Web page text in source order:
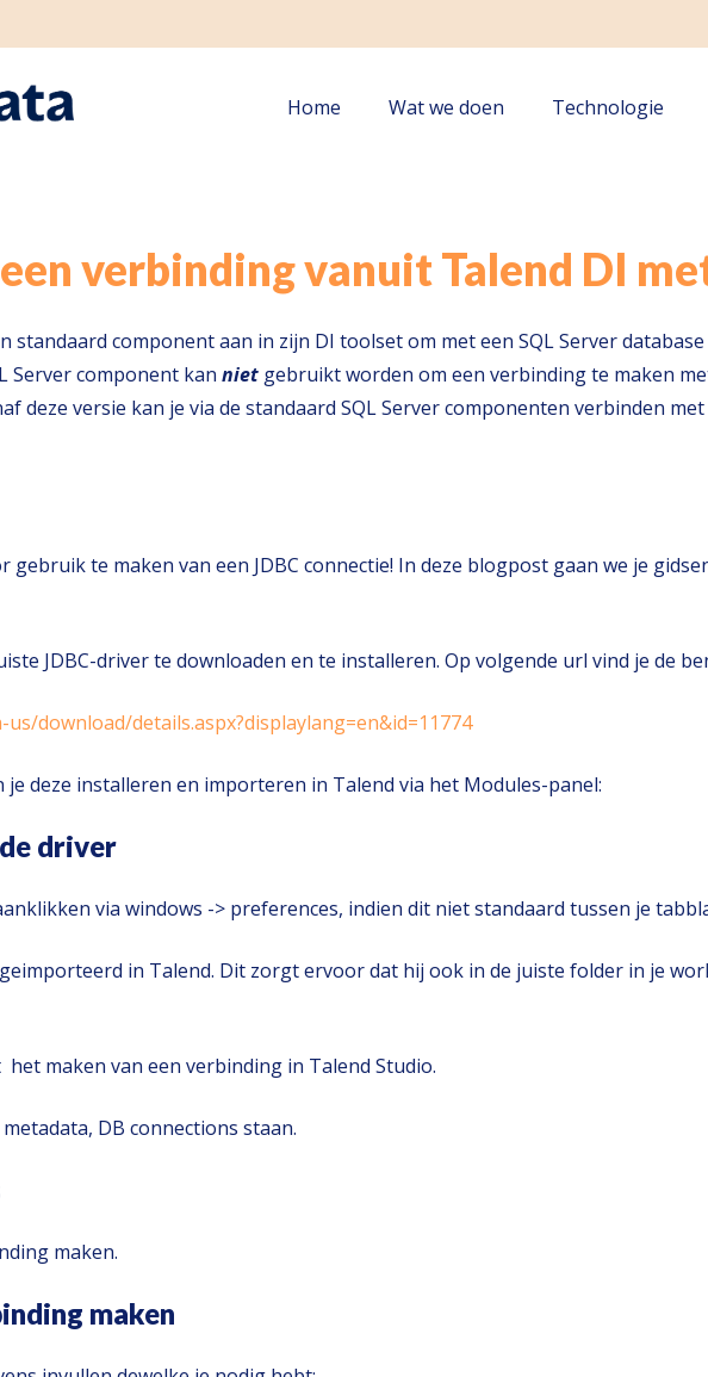
Home Wat we doen Technologie
verbinding vanuit Talend DI
standaard component aan in zijn DI toolset om met een SQL Server
Server component kan niet gebruikt worden om een verbinding te maken
deze versie kan je via de standaard SQL Server componenten verbinden met
gebruik te maken van een JDBC connectie! In deze blogpost gaan we je
JDBC-driver te downloaden en te installeren. Op volgende url vind je de
download/details.aspx?displaylang=en&id=11774
je deze installeren en importeren in Talend via het Modules-panel:
driver
via windows -> preferences, indien dit niet standaard tussen je
in Talend. Dit zorgt ervoor dat hij ook in de juiste folder in je
maken van een verbinding in Talend Studio.
DB connections staan.
maken.
maken